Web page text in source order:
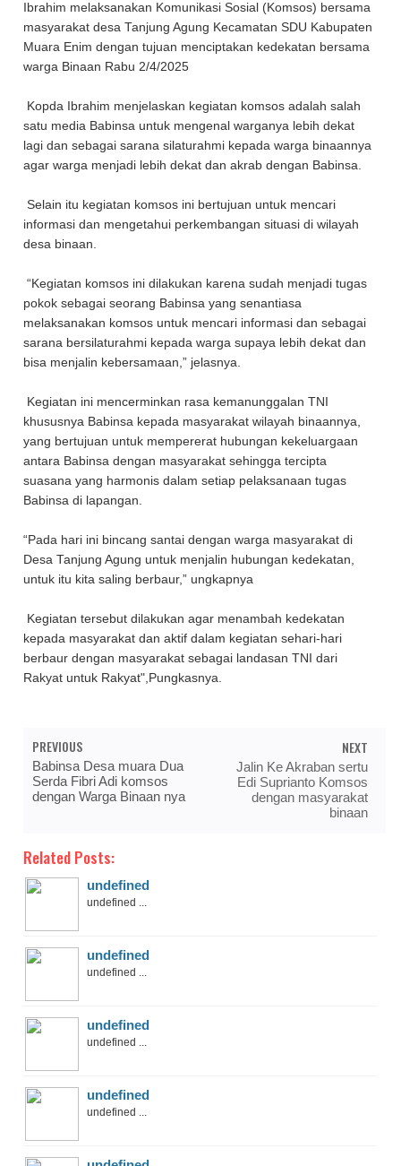
Ibrahim melaksanakan Komunikasi Sosial (Komsos) bersama
masyarakat desa Tanjung Agung Kecamatan SDU Kabupaten
Muara Enim dengan tujuan menciptakan kedekatan bersama
warga Binaan Rabu 2/4/2025
Kopda Ibrahim menjelaskan kegiatan komsos adalah salah
satu media Babinsa untuk mengenal warganya lebih dekat
lagi dan sebagai sarana silaturahmi kepada warga binaannya
agar warga menjadi lebih dekat dan akrab dengan Babinsa.
Selain itu kegiatan komsos ini bertujuan untuk mencari
informasi dan mengetahui perkembangan situasi di wilayah
desa binaan.
“Kegiatan komsos ini dilakukan karena sudah menjadi tugas
pokok sebagai seorang Babinsa yang senantiasa
melaksanakan komsos untuk mencari informasi dan sebagai
sarana bersilaturahmi kepada warga supaya lebih dekat dan
bisa menjalin kebersamaan,” jelasnya.
Kegiatan ini mencerminkan rasa kemanunggalan TNI
khususnya Babinsa kepada masyarakat wilayah binaannya,
yang bertujuan untuk mempererat hubungan kekeluargaan
antara Babinsa dengan masyarakat sehingga tercipta
suasana yang harmonis dalam setiap pelaksanaan tugas
Babinsa di lapangan.
“Pada hari ini bincang santai dengan warga masyarakat di
Desa Tanjung Agung untuk menjalin hubungan kedekatan,
untuk itu kita saling berbaur,” ungkapnya
Kegiatan tersebut dilakukan agar menambah kedekatan
kepada masyarakat dan aktif dalam kegiatan sehari-hari
berbaur dengan masyarakat sebagai landasan TNI dari
Rakyat untuk Rakyat",Pungkasnya.
PREVIOUS
Babinsa Desa muara Dua
Serda Fibri Adi komsos
dengan Warga Binaan nya
NEXT
Jalin Ke Akraban sertu
Edi Suprianto Komsos
dengan masyarakat
binaan
Related Posts:
undefined
undefined ...
undefined
undefined ...
undefined
undefined ...
undefined
undefined ...